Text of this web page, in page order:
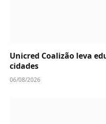
Unicred Coalizão leva
cidades
06/08/2026